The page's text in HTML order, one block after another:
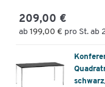
209,00 €
ab 199,00 € pro St. ab